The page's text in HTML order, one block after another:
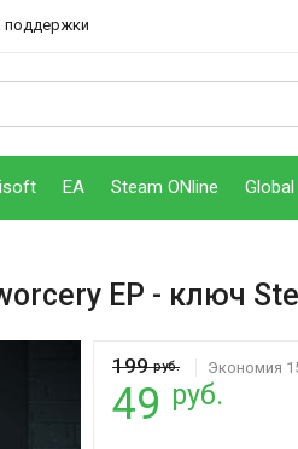
поддержки
EA Steam ONline
EP - ключ
199руб. Экономия
49 руб.